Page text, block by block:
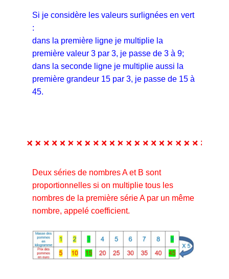
Si je considère les valeurs surlignées en vert
:
dans la première ligne je multiplie la
première valeur 3 par 3, je passe de 3 à 9;
dans la seconde ligne je multiplie aussi la
première grandeur 15 par 3, je passe de 15 à
45.
Deux séries de nombres A et B sont
proportionnelles si on multiplie tous les
nombres de la première série A par un même
nombre, appelé coefficient.